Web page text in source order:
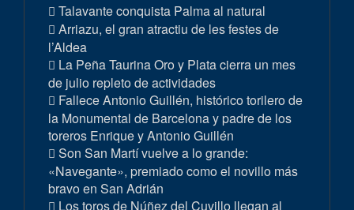
Talavante conquista Palma al natural
Arriazu, el gran atractiu de les festes de
l’Aldea
La Peña Taurina Oro y Plata cierra un mes
de julio repleto de actividades
Fallece Antonio Guillén, histórico torilero de
la Monumental de Barcelona y padre de los
toreros Enrique y Antonio Guillén
Son San Martí vuelve a lo grande:
«Navegante», premiado como el novillo más
bravo en San Adrián
Los toros de Núñez del Cuvillo llegan al